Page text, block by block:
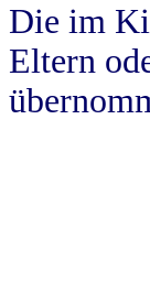
Die im
Eltern